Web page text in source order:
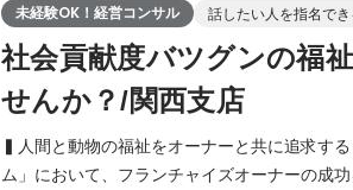
未経験OK！経営コンサル 話したい人を指名でき
社会貢献度バツグンの福
せんか？/関西支店
▍人間と動物の福祉をオーナーと共に追求する 全国2000拠点を突破した「ペット共生型障がい者グループホー
ム」において、フランチャイズオーナーの成功を“経営